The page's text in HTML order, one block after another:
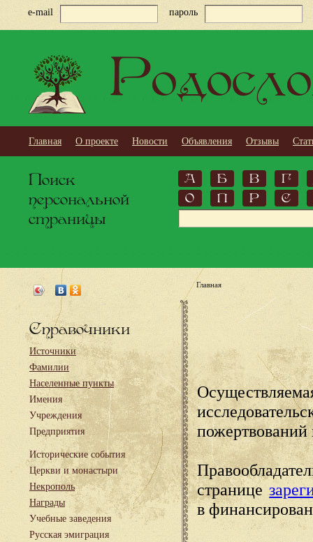
e-mail пароль
Главная О проекте Новости Объявления Отзывы
Поиск
персональной
страницы
А Б В
Г
О
П Р С
Справочники
Источники
Фамилии
Населенные пункты
Имения
Учреждения
Предприятия
Исторические события
Церкви и монастыри
Некрополь
Награды
Учебные заведения
Русская эмиграция
Главная
пожертвований
странице
в